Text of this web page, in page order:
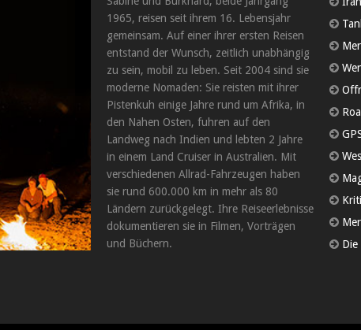
1965, reisen seit ihrem 16. Lebensjahr
gemeinsam. Auf einer ihrer ersten Reisen
entstand der Wunsch, zeitlich unabhängig
zu sein, mobil zu leben. Seit 2004 sind sie
moderne Nomaden: Sie reisten mit ihrer
Pistenkuh einige Jahre rund um Afrika, in
den Nahen Osten, fuhren auf den
Landweg nach Indien und lebten 2 Jahre
in einem Land Cruiser in Australien. Mit
verschiedenen Allrad-Fahrzeugen haben
sie rund 600.000 km in mehr als 80
Ländern zurückgelegt. Ihre Reiseerlebnisse
dokumentieren sie in Filmen, Vorträgen
und Büchern.
Die